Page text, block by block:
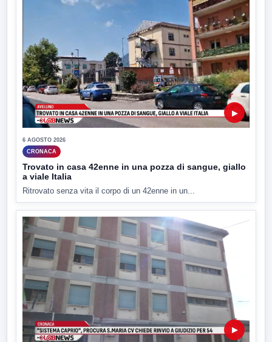
▶
6 AGOSTO 2026
CRONACA
Trovato in casa 42enne in una pozza di sangue, giallo
a viale Italia
Ritrovato senza vita il corpo di un 42enne in un...
▶